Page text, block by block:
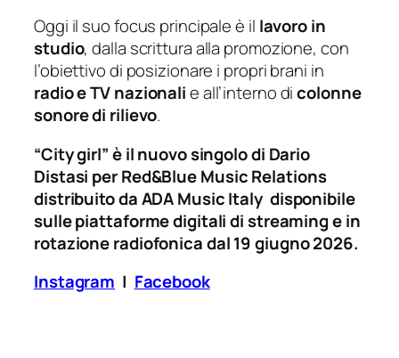
Oggi il suo focus principale è il lavoro in
studio, dalla scrittura alla promozione, con
l’obiettivo di posizionare i propri brani in
radio e TV nazionalie all’interno dicolonne
sonore di rilievo.
“City girl” è il nuovo singolo di Dario
Distasi per Red&Blue Music Relations
distribuito da ADA Music Italy disponibile
sulle piattaforme digitali di streaming e in
rotazione radiofonica dal 19 giugno 2026.
Instagram | Facebook